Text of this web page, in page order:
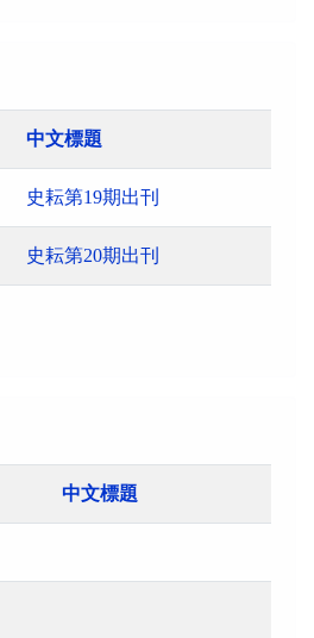
中文標題
史耘第19期出刊
史耘第20期出刊
中文標題